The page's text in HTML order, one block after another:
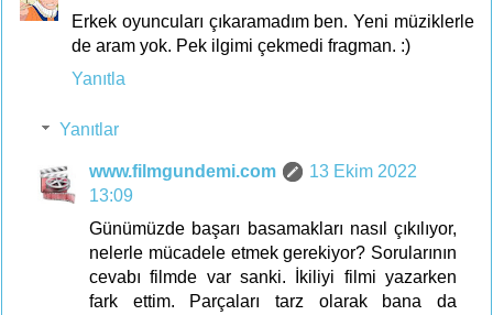
Erkek oyuncuları çıkaramadım ben. Yeni müziklerle
de aram yok. Pek ilgimi çekmedi fragman. :)
Yanıtla
Yanıtlar
www.filmgundemi.com
13 Ekim 2022
13:09
Günümüzde başarı basamakları nasıl çıkılıyor,
nelerle mücadele etmek gerekiyor? Sorularının
cevabı filmde var sanki. İkiliyi filmi yazarken
fark ettim. Parçaları tarz olarak bana da